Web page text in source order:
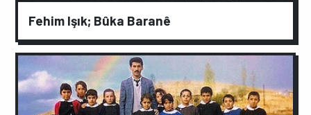
Fehim Işık; Bûka Baranê